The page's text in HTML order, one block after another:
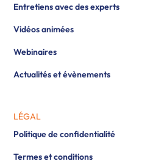
Entretiens avec des experts
Vidéos animées
Webinaires
Actualités et évènements
LÉGAL
Politique de confidentialité
Termes et conditions